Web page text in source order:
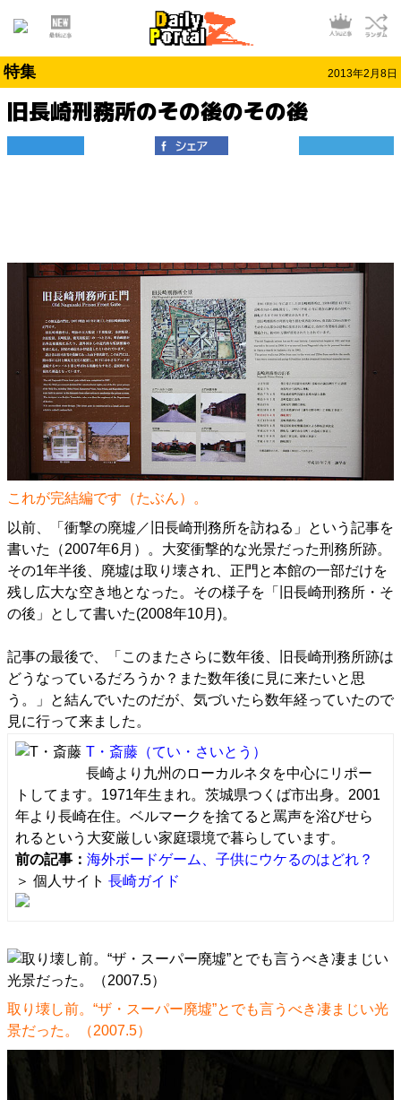
特集 2013年2月8日
旧長崎刑務所のその後のその後
これが完結編です（たぶん）。
以前、「 衝撃の廃墟／旧長崎刑務所を訪ねる 」という記事を
書いた（2007年6月）。大変衝撃的な光景だった刑務所跡。
その1年半後、廃墟は取り壊され、正門と本館の一部だけを
残し広大な空き地となった。その様子を「
旧長崎刑務所・そ
の後 」として書いた(2008年10月)。
記事の最後で、「このまたさらに数年後、旧長崎刑務所跡は
どうなっているだろうか？また数年後に見に来たいと思
う。」と結んでいたのだが、気づいたら数年経っていたので
見に行って来ました。
T・斎藤 （てい・さいとう）
長崎より九州のローカルネタを中心にリポー
トしてます。1971年生まれ。茨城県つくば市出身。2001
年より長崎在住。ベルマークを捨てると罵声を浴びせら
れるという大変厳しい家庭環境で暮らしています。
前の記事： 海外ボードゲーム、子供にウケるのはどれ？
＞ 個人サイト 長崎ガイド
取り壊し前。“ザ・スーパー廃墟”とでも言うべき凄まじい光
景だった。（2007.5）